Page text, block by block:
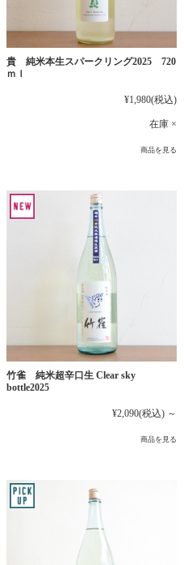
貴 純米本生スパークリング2025 720
ｍｌ
¥1,980(税込)
在庫 ×
商品を見る
竹雀 純米超辛口生 Clear sky
bottle2025
¥2,090(税込) ～
商品を見る